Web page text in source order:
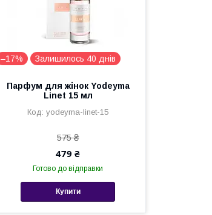
–17% Залишилось 40 днів
Парфум для жінок Yodeyma
Linet 15 мл
yodeyma-linet-15
575 ₴
479 ₴
Готово до відправки
Купити